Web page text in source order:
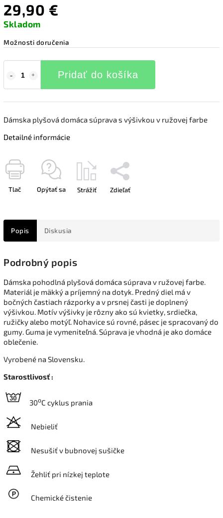
29,90 €
Skladom
Možnosti doručenia
Pridať do košíka
Dámska plyšová domáca súprava s výšivkou v ružovej farbe
Detailné informácie
Tlač Opýtať sa Strážiť Zdieľať
Popis Diskusia
Podrobný popis
Dámska pohodlná plyšová domáca súprava v ružovej farbe.
Materiál je mäkký a príjemný na dotyk. Predný diel má v
bočných častiach rázporky a v prsnej časti je doplnený
výšivkou. Motív výšivky je rôzny ako sú kvietky, srdiečka,
ružičky alebo motýľ. Nohavice sú rovné, pásec je spracovaný do
gumy. Guma je vymeniteľná. Súprava je vhodná je ako domáce
oblečenie.
Vyrobené na Slovensku.
Starostlivosť :
30oC cyklus prania
Nebieliť
Nesušiť v bubnovej sušičke
Žehliť pri nízkej teplote
Chemické čistenie